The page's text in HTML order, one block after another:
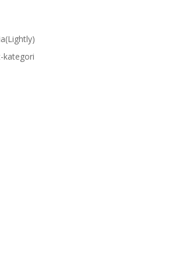
kategori